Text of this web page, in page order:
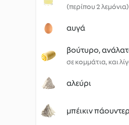
(περίπου 2 λεμόνια)
αυγά
βούτυρο,
σε κομμάτια, και
αλεύρι
μπέικιν πάουντερ